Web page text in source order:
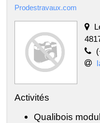
Prodestravaux.com
Activités
Qualibois